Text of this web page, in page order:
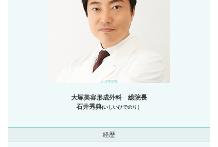
大塚美容形成外科 総院長
石井秀典(いしいひでのり）
経歴